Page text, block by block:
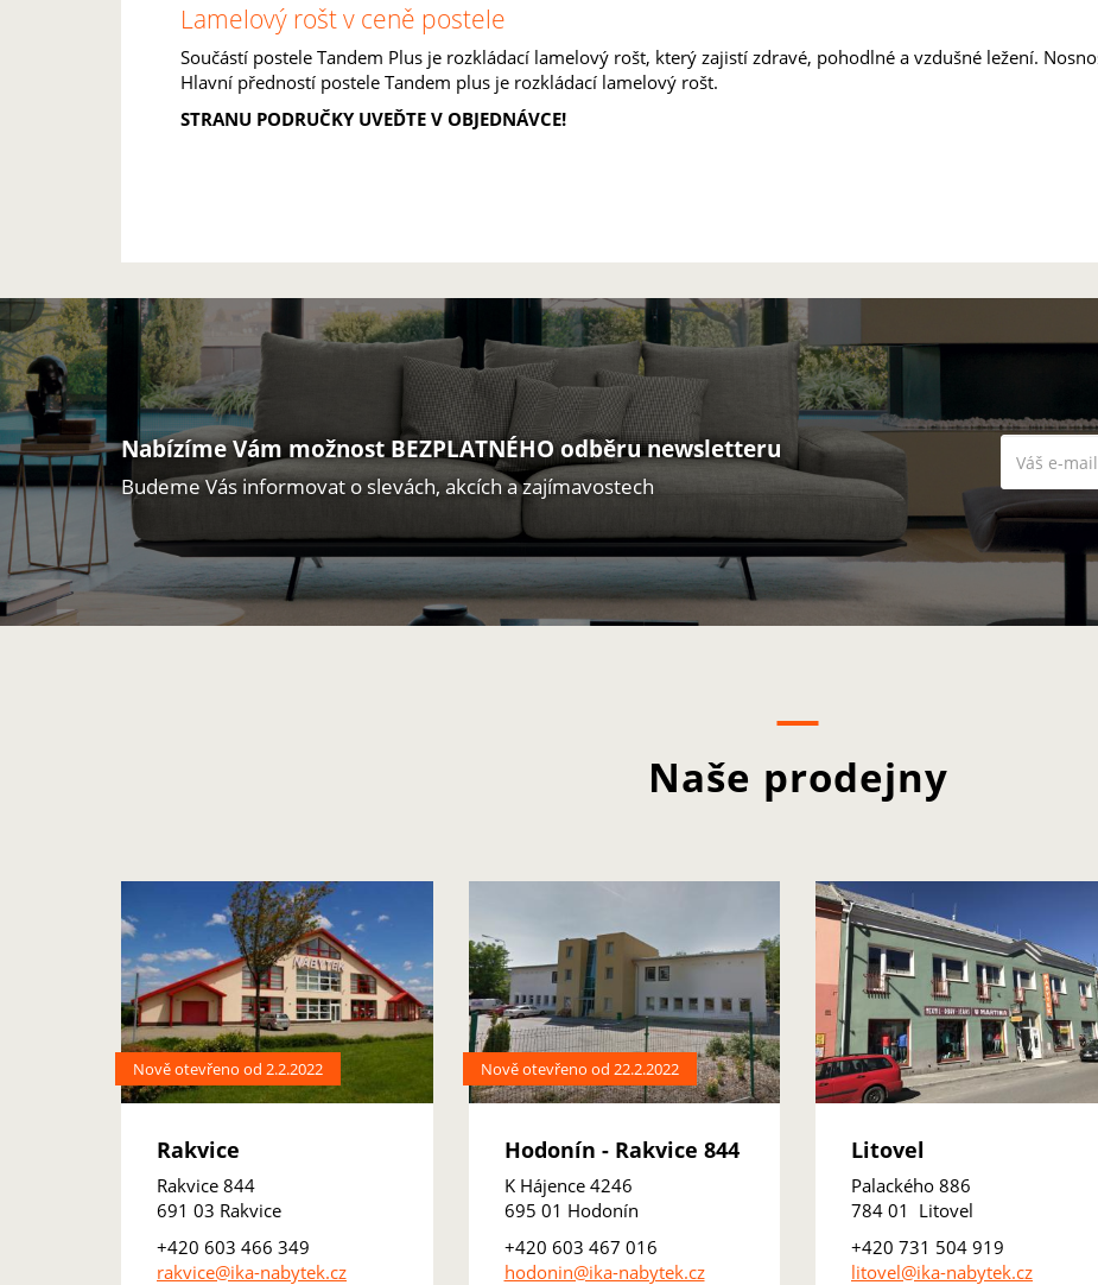
Lamelový rošt v ceně postele
Součástí postele Tandem Plus je rozkládací lamelový rošt, který zajistí zdravé, pohodlné a vzdušné ležení.
Hlavní předností postele Tandem plus je rozkládací lamelový rošt.
STRANU PODRUČKY UVEĎTE V OBJEDNÁVCE!
Nabízíme Vám možnost BEZPLATNÉHO odběru newsletteru
Budeme Vás informovat o slevách, akcích a zajímavostech
Naše prodejny
Nově otevřeno od 2.2.2022
Rakvice
Rakvice 844
691 03 Rakvice
+420 603 466 349
rakvice@ika-nabytek.cz
Nově otevřeno od 22.2.2022
Hodonín - Rakvice 844
K Hájence 4246
695 01 Hodonín
+420 603 467 016
hodonin@ika-nabytek.cz
Litovel
Palackého 886
784 01 Litovel
+420 731 504 919
litovel@ika-nabytek.cz